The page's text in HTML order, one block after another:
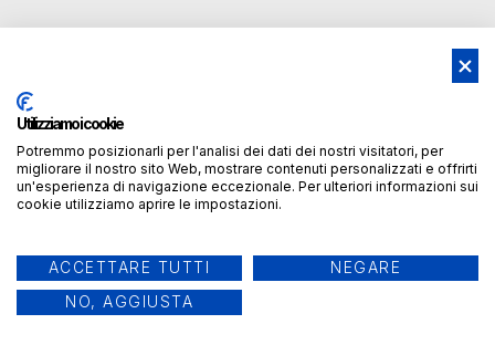
Utilizziamo i cookie
Potremmo posizionarli per l'analisi dei dati dei nostri visitatori, per
migliorare il nostro sito Web, mostrare contenuti personalizzati e offrirti
un'esperienza di navigazione eccezionale. Per ulteriori informazioni sui
cookie utilizziamo aprire le impostazioni.
ACCETTARE TUTTI
NEGARE
NO, AGGIUSTA